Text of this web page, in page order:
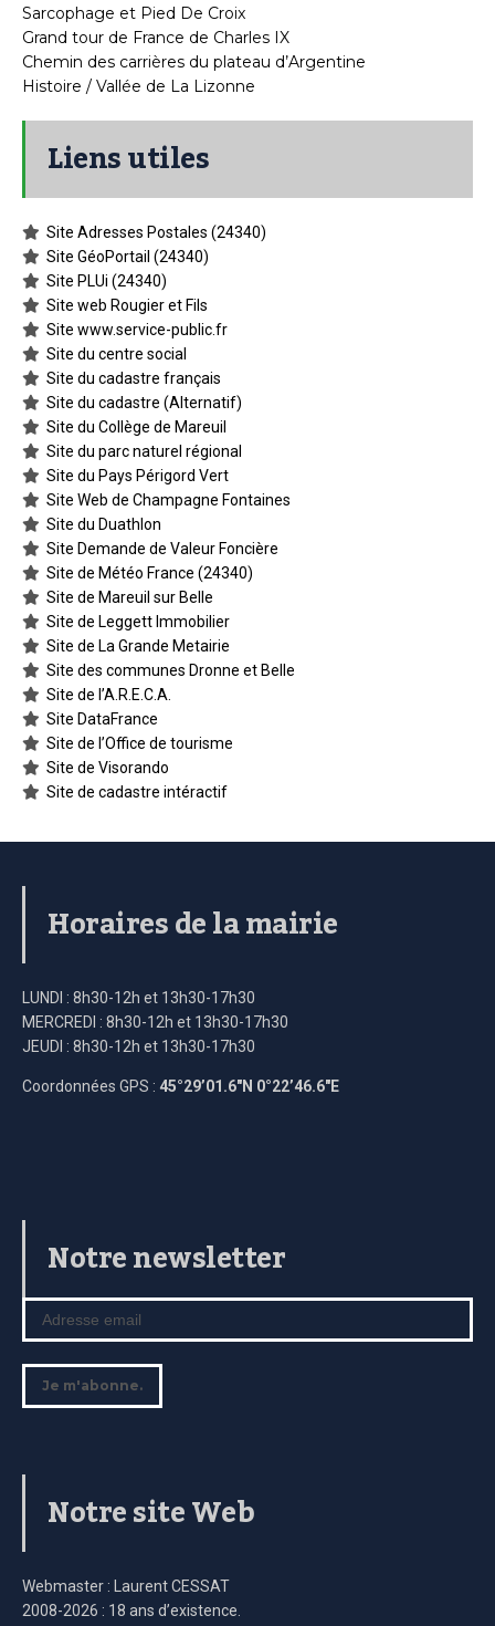
Sarcophage et Pied De Croix
Grand tour de France de Charles IX
Chemin des carrières du plateau d’Argentine
Histoire / Vallée de La Lizonne
Liens utiles
Site Adresses Postales (24340)
Site GéoPortail (24340)
Site PLUi (24340)
Site web Rougier et Fils
Site www.service-public.fr
Site du centre social
Site du cadastre français
Site du cadastre (Alternatif)
Site du Collège de Mareuil
Site du parc naturel régional
Site du Pays Périgord Vert
Site Web de Champagne Fontaines
Site du Duathlon
Site Demande de Valeur Foncière
Site de Météo France (24340)
Site de Mareuil sur Belle
Site de Leggett Immobilier
Site de La Grande Metairie
Site des communes Dronne et Belle
Site de l’A.R.E.C.A.
Site DataFrance
Site de l’Office de tourisme
Site de Visorando
Site de cadastre intéractif
Horaires de la mairie
LUNDI : 8h30-12h et 13h30-17h30
MERCREDI : 8h30-12h et 13h30-17h30
JEUDI : 8h30-12h et 13h30-17h30
Coordonnées GPS : 45°29’01.6″N 0°22’46.6″E
Notre newsletter
Notre site Web
Webmaster : Laurent CESSAT
2008-2026 : 18 ans d’existence.